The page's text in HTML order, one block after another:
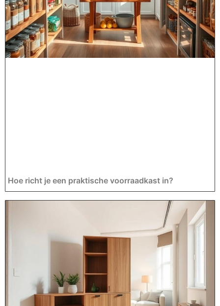
Hoe richt je een praktische voorraadkast in?